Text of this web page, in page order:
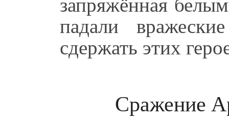
падали
сдержать этих
Сражение